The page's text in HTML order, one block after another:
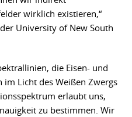
wirklich existieren,“
University of New South
die Eisen- und
Licht des Weißen Zwergs
erlaubt uns,
zu bestimmen. Wir